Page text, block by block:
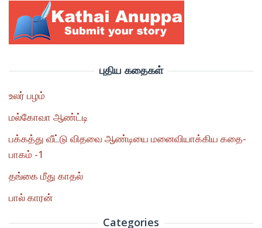
புதிய கதைகள்
உலர் பழம்
மல்கோவா ஆண்ட்டி
பக்கத்து வீட்டு விதவை ஆண்டியை மனைவியாக்கிய கதை-
பாகம் -1
தங்கை மீது காதல்
பால் காரன்
Categories